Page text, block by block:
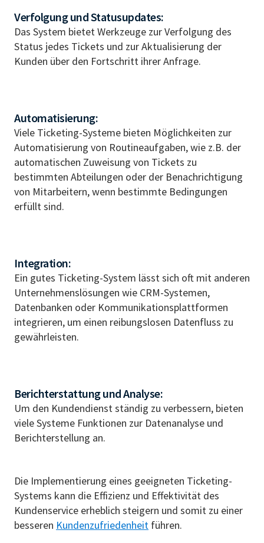
Verfolgung und Statusupdates:
Das System bietet Werkzeuge zur Verfolgung des
Status jedes Tickets und zur Aktualisierung der
Kunden über den Fortschritt ihrer Anfrage.
Automatisierung:
Viele Ticketing-Systeme bieten Möglichkeiten zur
Automatisierung von Routineaufgaben, wie z.B. der
automatischen Zuweisung von Tickets zu
bestimmten Abteilungen oder der Benachrichtigung
von Mitarbeitern, wenn bestimmte Bedingungen
erfüllt sind.
Integration:
Ein gutes Ticketing-System lässt sich oft mit anderen
Unternehmenslösungen wie CRM-Systemen,
Datenbanken oder Kommunikationsplattformen
integrieren, um einen reibungslosen Datenfluss zu
gewährleisten.
Berichterstattung und Analyse:
Um den Kundendienst ständig zu verbessern, bieten
viele Systeme Funktionen zur Datenanalyse und
Berichterstellung an.
Die Implementierung eines geeigneten Ticketing-
Systems kann die Effizienz und Effektivität des
Kundenservice erheblich steigern und somit zu einer
besseren Kundenzufriedenheit führen.